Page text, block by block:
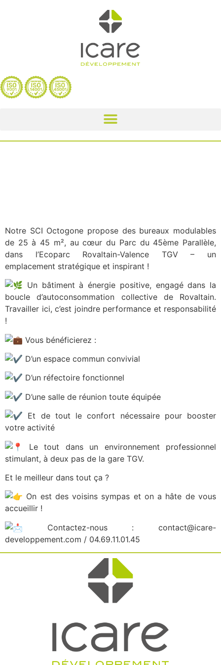
Notre SCI Octogone propose des bureaux modulables
de 25 à 45 m², au cœur du Parc du 45ème Parallèle,
dans l’Ecoparc Rovaltain-Valence TGV – un
emplacement stratégique et inspirant !
Un bâtiment à énergie positive, engagé dans la
boucle d’autoconsommation collective de Rovaltain.
Travailler ici, c’est joindre performance et responsabilité
!
Vous bénéficierez :
D’un espace commun convivial
D’un réfectoire fonctionnel
D’une salle de réunion toute équipée
Et de tout le confort nécessaire pour booster
votre activité
Le tout dans un environnement professionnel
stimulant, à deux pas de la gare TGV.
Et le meilleur dans tout ça ?
On est des voisins sympas et on a hâte de vous
accueillir !
Contactez-nous : contact@icare-
developpement.com / 04.69.11.01.45